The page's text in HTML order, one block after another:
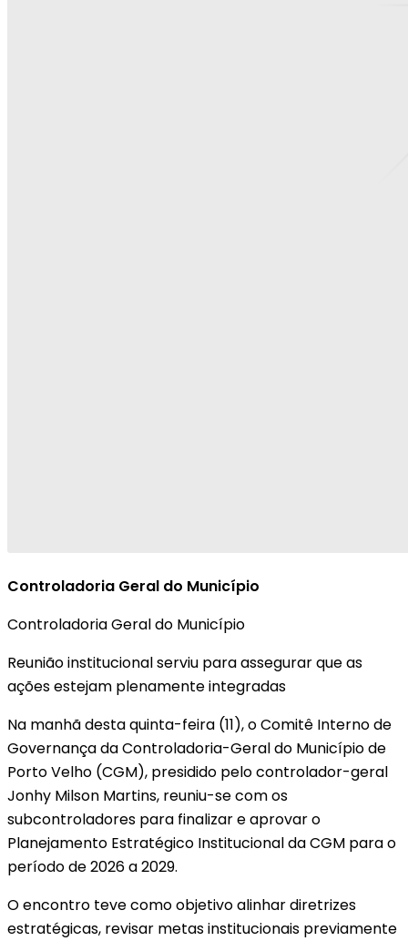
Controladoria Geral do Município
Controladoria Geral do Município
Reunião institucional serviu para assegurar que as
ações estejam plenamente integradas
Na manhã desta quinta-feira (11), o Comitê Interno de
Governança da Controladoria-Geral do Município de
Porto Velho (CGM), presidido pelo controlador-geral
Jonhy Milson Martins, reuniu-se com os
subcontroladores para finalizar e aprovar o
Planejamento Estratégico Institucional da CGM para o
período de 2026 a 2029.
O encontro teve como objetivo alinhar diretrizes
estratégicas, revisar metas institucionais previamente